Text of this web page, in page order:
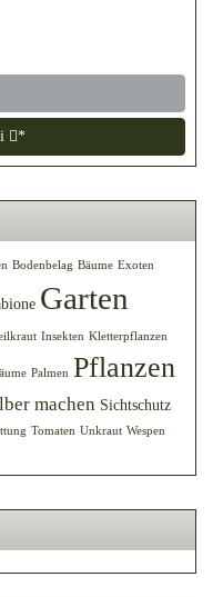
*
Bodenbelag Bäume Exoten
Garten
Insekten Kletterpflanzen
Palmen Pflanzen
machen Sichtschutz
Tomaten Unkraut Wespen